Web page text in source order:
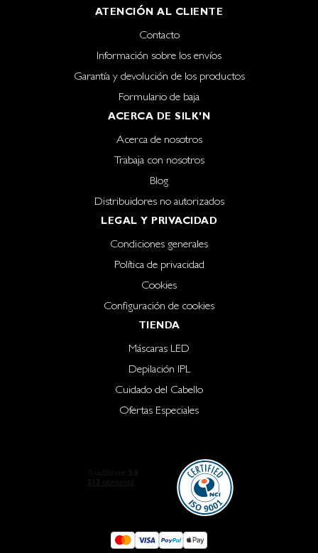
ATENCIÓN AL CLIENTE
Contacto
Información sobre los envíos
Garantía y devolución de los productos
Formulario de baja
ACERCA DE SILK'N
Acerca de nosotros
Trabaja con nosotros
Blog
Distribuidores no autorizados
LEGAL Y PRIVACIDAD
Condiciones generales
Política de privacidad
Cookies
Configuración de cookies
TIENDA
Máscaras LED
Depilación IPL
Cuidado del Cabello
Ofertas Especiales